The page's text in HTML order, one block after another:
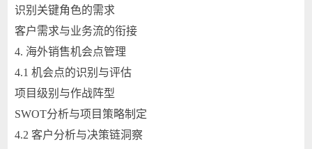
识别关键角色的需求
客户需求与业务流的衔接
4. 海外销售机会点管理
4.1 机会点的识别与评估
项目级别与作战阵型
SWOT分析与项目策略制定
4.2 客户分析与决策链洞察